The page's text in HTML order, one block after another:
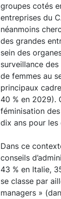
groupes cotés
entreprises du
néanmoins
des grandes
sein des
surveillance
de femmes au
principaux
40 % en 2029).
féminisation
dix ans pour les
Dans ce
conseils
43 % en Italie,
se classe par
managers »